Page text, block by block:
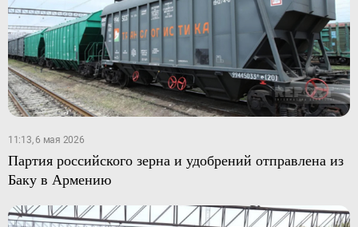
11:13, 6 мая 2026
Партия российского зерна и удобрений отправлена из
Баку в Армению